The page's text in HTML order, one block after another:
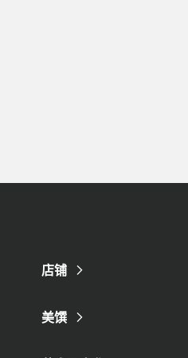
店铺
美馔